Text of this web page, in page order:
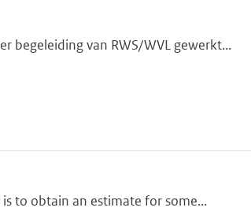
begeleiding van RWS/WVL gewerkt...
to obtain an estimate for some...